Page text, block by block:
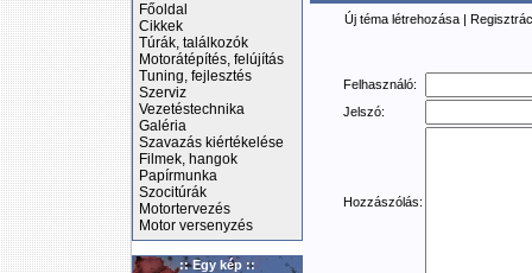
Főoldal
Cikkek
Túrák, találkozók
Motorátépítés, felújítás
Tuning, fejlesztés
Szerviz
Vezetéstechnika
Galéria
Szavazás kiértékelése
Filmek, hangok
Papírmunka
Szocitúrák
Motortervezés
Motor versenyzés
:: Egy kép ::
Új téma létrehozása |
Felhasználó:
Jelszó:
Hozzászólás: